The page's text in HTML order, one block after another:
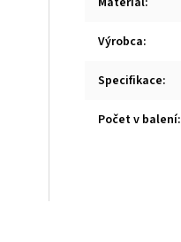
Výrobca:
Specifikace:
Počet v balení: